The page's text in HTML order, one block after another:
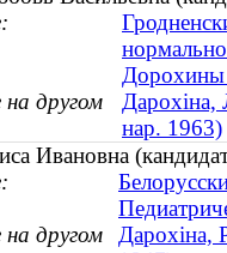
Дорохины
другом
Дарохіна,
нар. 1963)
Ивановна
другом
Дарохіна,